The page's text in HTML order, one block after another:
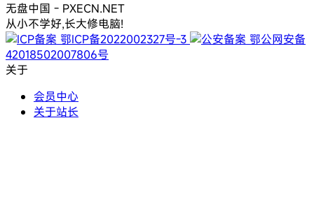
无盘中国 - PXECN.NET
从小不学好,长大修电脑!
鄂ICP备2022002327号-3
鄂公网安备
42018502007806号
关于
会员中心
关于站长